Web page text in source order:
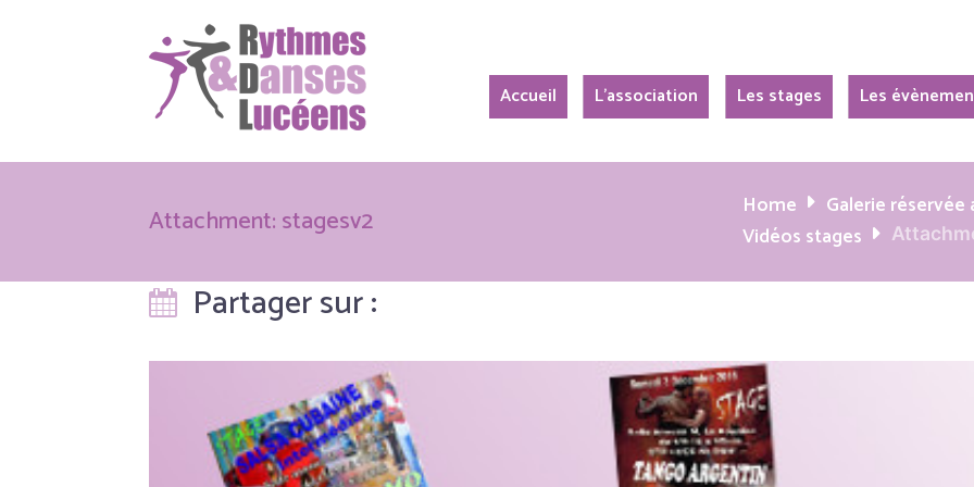
Accueil L’association Les stages Les
Attachment: stagesv2 Home Galerie
Vidéos stages
Partager sur :